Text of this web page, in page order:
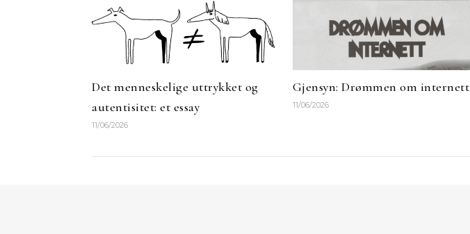
Det menneskelige uttrykket og
autentisitet: et essay
11/06/2026
Gjensyn: Drømmen om internett
11/06/2026